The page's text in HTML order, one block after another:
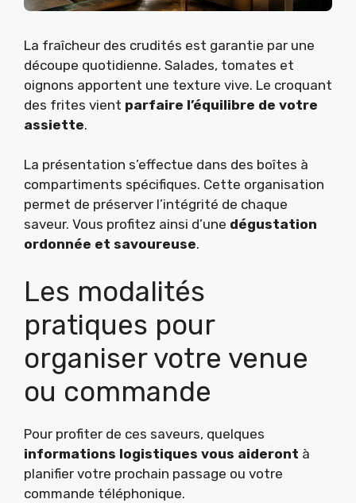
La fraîcheur des crudités est garantie par une
découpe quotidienne. Salades, tomates et
oignons apportent une texture vive. Le croquant
des frites vient parfaire l’équilibre de votre
assiette.
La présentation s’effectue dans des boîtes à
compartiments spécifiques. Cette organisation
permet de préserver l’intégrité de chaque
saveur. Vous profitez ainsi d’une dégustation
ordonnée et savoureuse.
Les modalités
pratiques pour
organiser votre venue
ou commande
Pour profiter de ces saveurs, quelques
informations logistiques vous aideront à
planifier votre prochain passage ou votre
commande téléphonique.